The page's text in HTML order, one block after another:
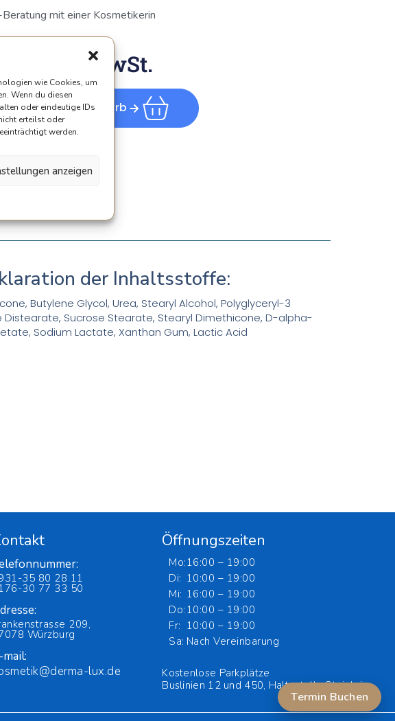
wie Cookies, um
Wenn du diesen
oder eindeutige IDs
erteilst oder
werden.
anzeigen
mit einer Kosmetikerin
Inkl. MwSt.
In Den Warenkorb
der Inhaltsstoffe:
Butylene Glycol, Urea, Stearyl Alcohol, Polyglyceryl-3
Distearate, Sucrose Stearate, Stearyl Dimethicone, D-alpha-
Sodium Lactate, Xanthan Gum, Lactic Acid
35 80 28 11
30 77 33 50
209,
Würzburg
mail:
lux.de
Öffnungszeiten
Mo:
Di:
Mi:
Do:
Fr:
Sa:
16:00 – 19:00
10:00 – 19:00
16:00 – 19:00
10:00 – 19:00
10:00 – 19:00
Nach Vereinbarung
Kostenlose Parkplätze
Buslinien 12 und 450, Haltestelle Steinlein.
Termin Buchen